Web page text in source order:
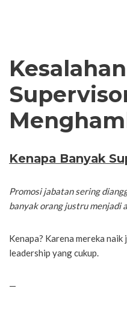
Kenapa Banyak
Promosi jabatan sering
banyak orang justru menjadi
Kenapa? Karena mereka
leadership yang cukup.
—